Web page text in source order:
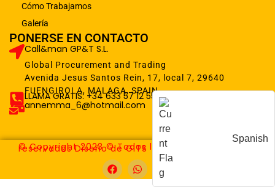
Cómo Trabajamos
Galería
PONERSE EN CONTACTO
Call&man GP&T S.L.
Global Procurement and Trading
Avenida Jesus Santos Rein, 17, local 7, 29640
FUENGIROLA, MALAGA, SPAIN
LLAMA GRATIS: +34 633 57 12 55
annemma_6@hotmail.com
© Copyright 2023 © Todos los derechos
reservados Diseño de GITS
Spanish